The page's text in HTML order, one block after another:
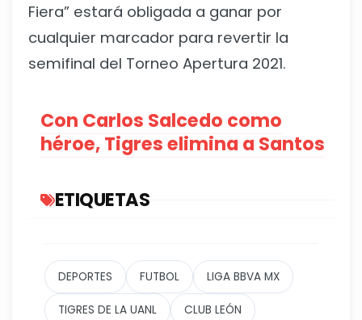
Fiera” estará obligada a ganar por
cualquier marcador para revertir la
semifinal del Torneo Apertura 2021.
Con Carlos Salcedo como
héroe, Tigres elimina a Santos
ETIQUETAS
DEPORTES FUTBOL LIGA BBVA MX
TIGRES DE LA UANL CLUB LEÓN